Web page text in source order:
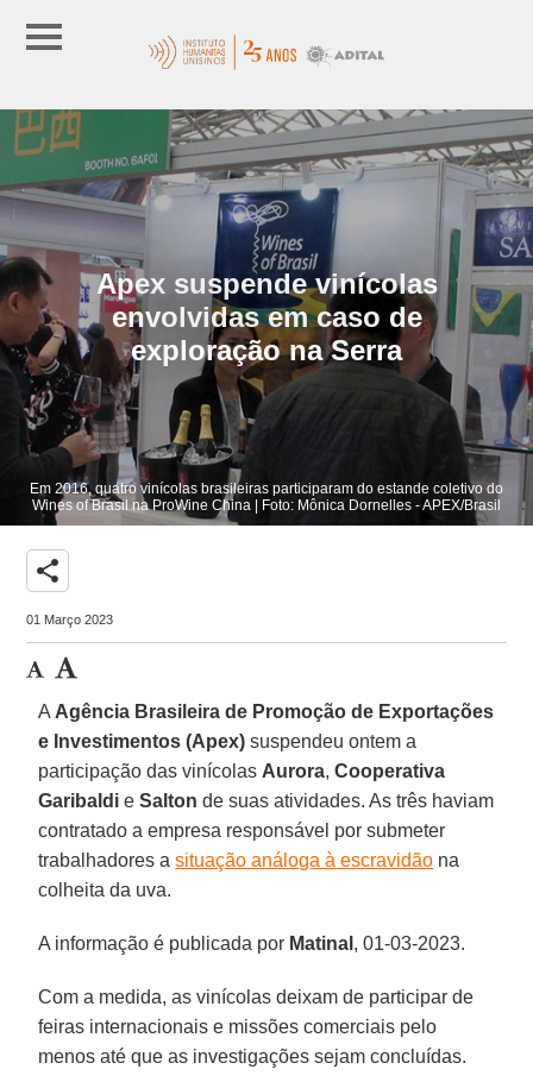
Apex suspende vinícolas
envolvidas em caso de
exploração na Serra
Em 2016, quatro vinícolas brasileiras participaram do estande coletivo do
Wines of Brasil na ProWine China | Foto: Mônica Dornelles - APEX/Brasil
share
01 Março 2023
A Agência Brasileira de Promoção de Exportações
e Investimentos (Apex) suspendeu ontem a
participação das vinícolas Aurora,Cooperativa
Garibaldi eSalton de suas atividades. As três haviam
contratado a empresa responsável por submeter
trabalhadores asituação análoga à escravidão na
colheita da uva.
A informação é publicada por Matinal , 01-03-2023.
Com a medida, as vinícolas deixam de participar de
feiras internacionais e missões comerciais pelo
menos até que as investigações sejam concluídas.